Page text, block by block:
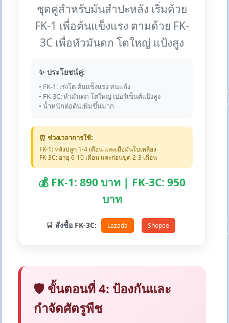
ชุดคู่สำหรับมันสำปะหลัง เริ่มด้วย
FK-1 เพื่อต้นแข็งแรง ตามด้วย FK-
3C เพื่อหัวมันดก โตใหญ่ แป้งสูง
✨ ประโยชน์คู่:
• FK-1: เร่งโต ต้นแข็งแรง ทนแล้ง
• FK-3C: หัวมันดก โตใหญ่ เปอร์เซ็นต์แป้งสูง
• น้ำหนักต่อต้นเพิ่มขึ้นมาก
⏰ ช่วงเวลาการใช้:
FK-1: หลังปลูก 1-4 เดือน และเมื่อมันใบเหลือง
FK-3C: อายุ 6-10 เดือน และก่อนขุด 2-3 เดือน
💰 FK-1: 890 บาท | FK-3C: 950
บาท
🛒 สั่งซื้อ FK-3C: Lazada Shopee
🛡️ ขั้นตอนที่ 4: ป้องกันและ
กำจัดศัตรูพืช